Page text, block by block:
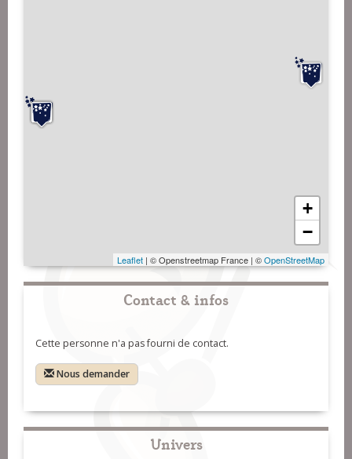
+
−
Leaflet | © Openstreetmap France | ©OpenStreetMap
Contact & infos
Cette personne n'a pas fourni de contact.
Nous demander
Univers